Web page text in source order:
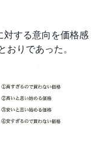
する意向を価格感